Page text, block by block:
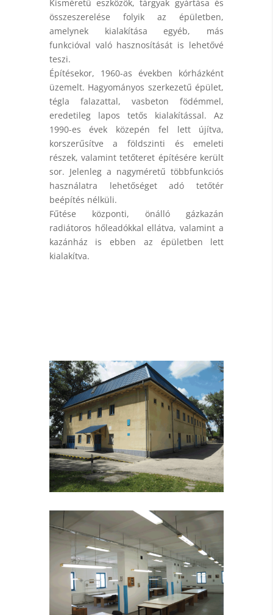
Kisméretű eszközök, tárgyak gyártása és
összeszerelése folyik az épületben,
amelynek kialakítása egyéb, más
funkcióval való hasznosítását is lehetővé
teszi.
Építésekor, 1960-as években kórházként
üzemelt. Hagyományos szerkezetű épület,
tégla falazattal, vasbeton födémmel,
eredetileg lapos tetős kialakítással. Az
1990-es évek közepén fel lett újítva,
korszerűsítve a földszinti és emeleti
részek, valamint tetőteret építésére került
sor. Jelenleg a nagyméretű többfunkciós
használatra lehetőséget adó tetőtér
beépítés nélküli.
Fűtése központi, önálló gázkazán
radiátoros hőleadókkal ellátva, valamint a
kazánház is ebben az épületben lett
kialakítva.